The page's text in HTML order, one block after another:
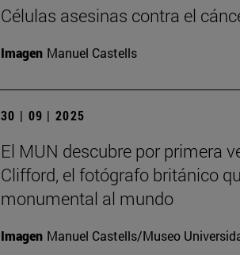
Células asesinas contra el
Imagen Manuel Castells
30 | 09 | 2025
El MUN descubre por primera
Clifford, el fotógrafo británico
monumental al mundo
Imagen Manuel Castells/Museo